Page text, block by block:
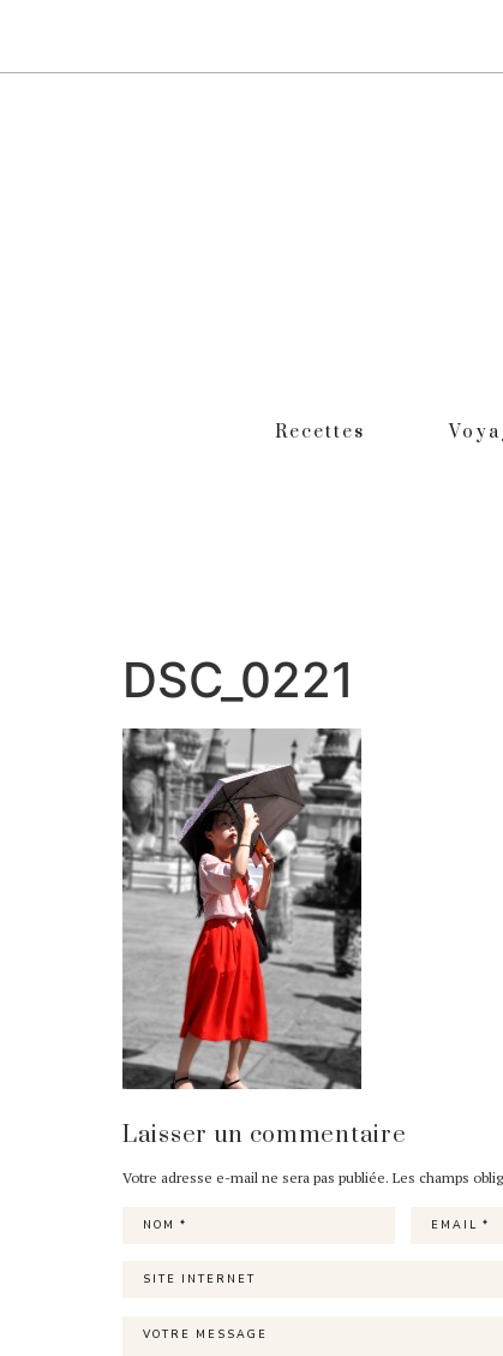
Recettes
DSC_0221
Laisser un commentaire
Votre adresse e-mail ne sera pas publiée. Les champs